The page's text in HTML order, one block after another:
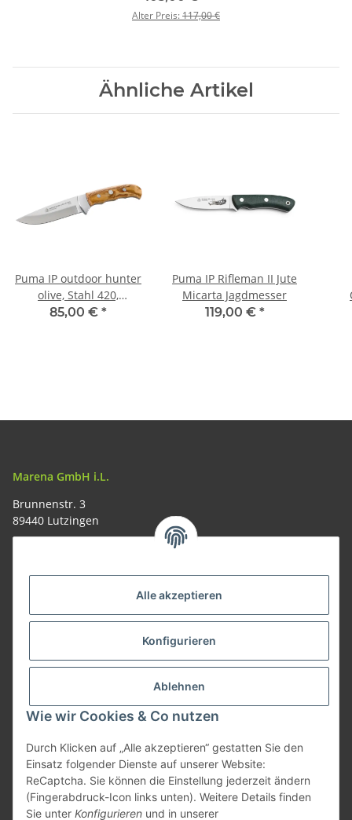
Alle akzeptieren
Konfigurieren
Ablehnen
Wie wir Cookies & Co nutzen
Durch Klicken auf „Alle akzeptieren“ gestatten Sie den
Einsatz folgender Dienste auf unserer Website:
ReCaptcha. Sie können die Einstellung jederzeit ändern
(Fingerabdruck-Icon links unten). Weitere Details finden
Sie unter Konfigurieren und in unserer
Alter Preis:117,00 €
Ähnliche Artikel
Puma IP outdoor hunter
olive, Stahl 420,
Olivenholz-Griffschalen,
85,00 € *
Puma IP Rifleman II Jute
Micarta Jagdmesser
119,00 € *
Marena GmbH i.L.
Brunnenstr. 3
89440 Lutzingen
Vertrag widerrufen
* Alle Preise inkl. gesetzlicher USt., zzgl.Versand